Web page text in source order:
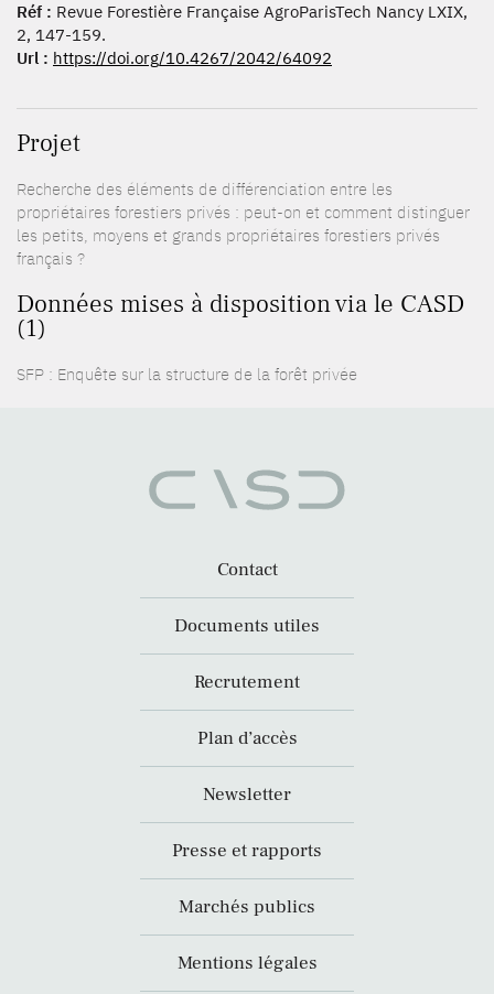
Réf : Revue Forestière Française AgroParisTech Nancy LXIX,
2, 147-159.
Url : https://doi.org/10.4267/2042/64092
Projet
Recherche des éléments de différenciation entre les
propriétaires forestiers privés : peut-on et comment distinguer
les petits, moyens et grands propriétaires forestiers privés
français ?
Données mises à disposition via le CASD
(1)
SFP : Enquête sur la structure de la forêt privée
Contact
Documents utiles
Recrutement
Plan d’accès
Newsletter
Presse et rapports
Marchés publics
Mentions légales